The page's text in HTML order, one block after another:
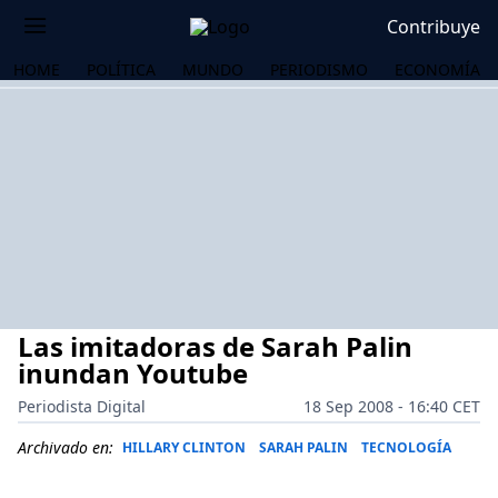
Contribuye
HOME POLÍTICA MUNDO PERIODISMO ECONOMÍA
Las imitadoras de Sarah Palin
inundan Youtube
Periodista Digital
18 Sep 2008 - 16:40 CET
Archivado en: HILLARY CLINTON SARAH PALIN TECNOLOGÍA